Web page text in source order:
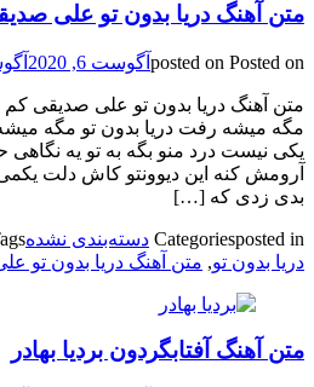
متن آهنگ دریا بدون تو علی
posted on Posted on آگوست 6, 2020
متن آهنگ دریا بدون تو علی صدیقی کم
مگه میشه رفت دریا بدون تو مگه
یکی نیست درد منو بگه به تو یه
آرومش کنه این دیوونتو کاش دلت
بدی زدی که […]
Categoriesposted in دسته‌بندی نشده
دریا بدون تو, متن آهنگ دریا بدون تو
متن آهنگ آفتابگردون بردیا بهادر